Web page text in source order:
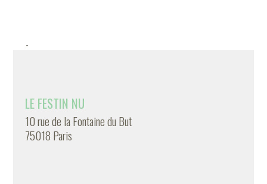
-
LE FESTIN NU
10 rue de la Fontaine du But
75018 Paris